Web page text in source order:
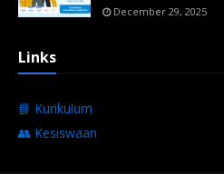
December 29, 2025
Links
📘 Kurikulum
👥 Kesiswaan